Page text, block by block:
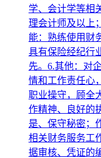
学、会计学等相
理会计师及以上
能：熟练使用财
具有保险经纪行
先。6.其他：对
情和工作责任心
职业操守，顾全
作精神、良好的
是、保守秘密；
相关财务服务工
据审核、凭证的